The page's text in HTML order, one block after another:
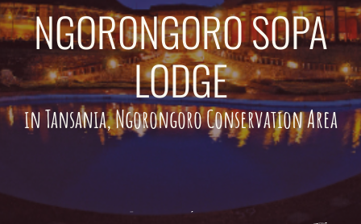
NGORONGORO SOPA
LODGE
in Tansania, Ngorongoro Conservation Area